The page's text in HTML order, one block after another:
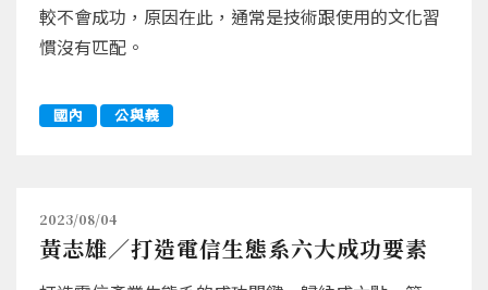
較不會成功，原因在此，通常是技術跟使用的文化習
慣沒有匹配。
國內 公與義
2023/08/04
黃志雄／打造電信生態系六大成功要素